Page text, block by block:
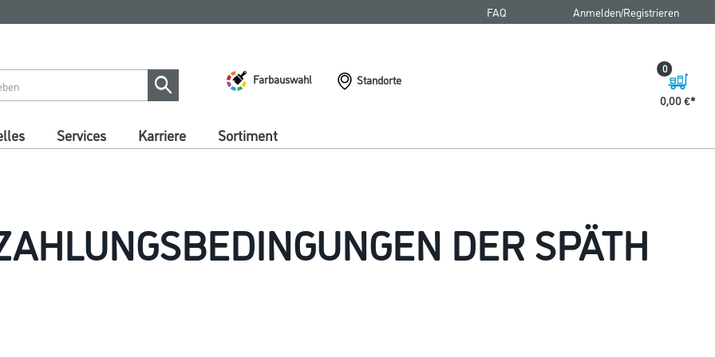
FAQ Anmelden/Registrieren
Farbauswahl
Standorte
0,00 €
0
Services Karriere Sortiment
DER SPÄTH